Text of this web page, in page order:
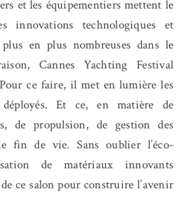
et les équipementiers mettent le
innovations technologiques et
plus en plus nombreuses dans le
Cannes Yachting Festival
ce faire, il met en lumière les
Et ce, en matière de
de propulsion, de gestion des
fin de vie. Sans oublier l’éco-
de matériaux innovants
ce salon pour construire l’avenir